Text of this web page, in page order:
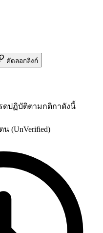
คัดลอกลิงก์
ดปฏิบัติตามกติกาดังนี้
(UnVerified)